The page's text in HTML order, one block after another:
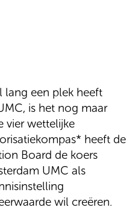
lang een plek heeft
is het nog maar
vier wettelijke
heeft de
Board de koers
UMC als
wil creëren.